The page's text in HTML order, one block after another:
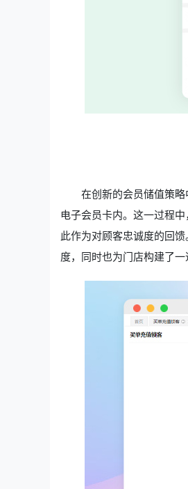
在创新的会员储值策
电子会员卡内。这一过程
此作为对顾客忠诚度的回
度，同时也为门店构建了